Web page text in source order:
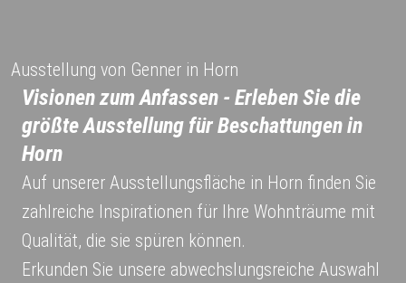
Visionen zum Anfassen - Erleben Sie die
größte Ausstellung für Beschattungen in
Horn
Auf unserer Ausstellungsfläche in Horn finden Sie
zahlreiche Inspirationen für Ihre Wohnträume mit
Qualität, die sie spüren können.
Erkunden Sie unsere abwechslungsreiche Auswahl
Ausstellung von Genner in Horn